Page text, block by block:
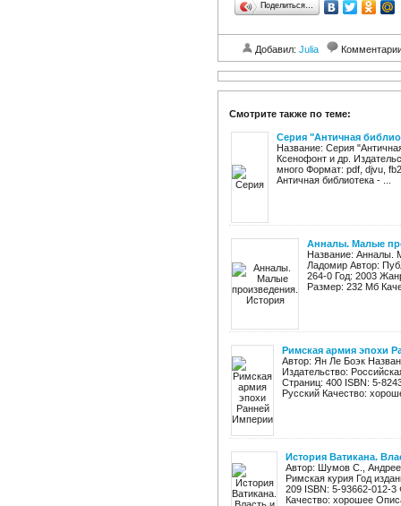
Поделиться…
Добавил: Julia
Смотрите также по теме:
Серия "Античная
Название: Серия
Ксенофонт и др.
много Формат: pdf, djvu,
Античная библиотека - ...
Анналы. Малые
Название: Анналы.
Ладомир Автор:
264-0 Год: 2003
Размер: 232 Мб
Римская армия эпохи
Автор: Ян Ле Боэк
Издательство:
Страниц: 400 ISBN: 5-
Русский Качество:
История Ватикана.
Автор: Шумов С.,
Римская курия Год
209 ISBN: 5-93662-012-
Качество: хорошее